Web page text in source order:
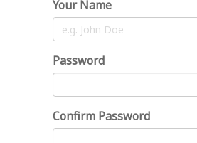
Your Name
Password
Confirm Password